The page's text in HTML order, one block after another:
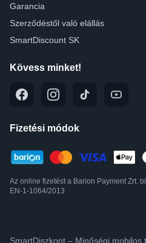
Garancia
Szerződéstől való elállás
SmartDiscount SK
Kövess minket!
Fizetési módok
Az online fizetést a Barion Payment Zrt.
EN-1-1064/2013
SmartDiszkont – Minőségi